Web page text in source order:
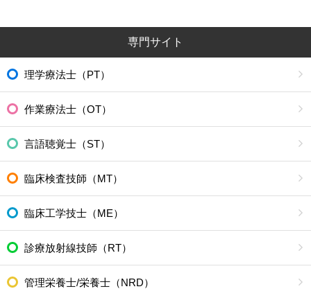
専門サイト
理学療法士（PT）
作業療法士（OT）
言語聴覚士（ST）
臨床検査技師（MT）
臨床工学技士（ME）
診療放射線技師（RT）
管理栄養士/栄養士（NRD）